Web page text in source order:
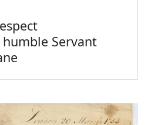
Servant